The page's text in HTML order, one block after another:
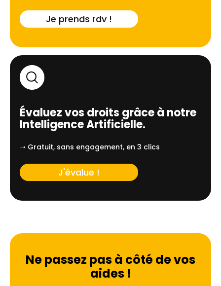
Je prends rdv !
Évaluez vos droits grâce à notre
Intelligence Artificielle.
➝ Gratuit, sans engagement, en 3 clics
J'évalue !
Ne passez pas à côté de vos
aides !